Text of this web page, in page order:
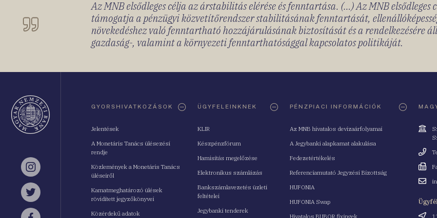
Az MNB elsődleges célja az árstabilitás elérése és fenntartása. (...) Az MNB elsődleges
támogatja a pénzügyi közvetítőrendszer stabilitásának fenntartását,
növekedéshez való fenntartható hozzájárulásának biztosítását és a rendelkezésére
gazdaság-, valamint a környezeti fenntarthatósággal kapcsolatos politikáját.
Instagram
Twitter
GYORSHIVATKOZÁSOK
Jelentések
A Monetáris Tanács ülésezési
rendje
Közlemények a Monetáris Tanács
üléseiről
Kamatmeghatározó ülések
rövidített jegyzőkönyvei
Közérdekű adatok
ÜGYFELEINKNEK
KLIR
Készpénzfórum
Hamisítás megelőzése
Elektronikus számlázás
Bankszámlavezetés üzleti
feltételei
Jegybanki tenderek
PÉNZPIACI INFORMÁCIÓK
Az MNB hivatalos devizaárfolyamai
A Jegybanki alapkamat alakulása
Fedezetértékelés
Referenciamutató Jegyzési Bizottság
HUFONIA
HUFONIA Swap
Hivatalos BUBOR fixingek
Cím
Fax
Email
Cím